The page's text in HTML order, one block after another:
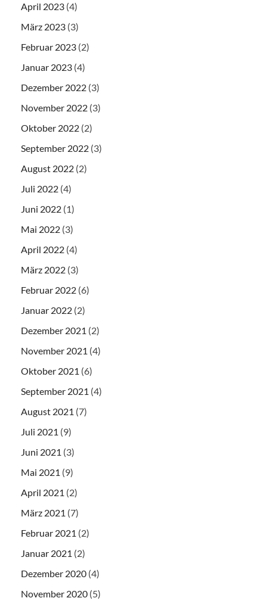
April 2023 (4)
März 2023 (3)
Februar 2023 (2)
Januar 2023 (4)
Dezember 2022 (3)
November 2022 (3)
Oktober 2022 (2)
September 2022 (3)
August 2022 (2)
Juli 2022 (4)
Juni 2022 (1)
Mai 2022 (3)
April 2022 (4)
März 2022 (3)
Februar 2022 (6)
Januar 2022 (2)
Dezember 2021 (2)
November 2021 (4)
Oktober 2021 (6)
September 2021 (4)
August 2021 (7)
Juli 2021 (9)
Juni 2021 (3)
Mai 2021 (9)
April 2021 (2)
März 2021 (7)
Februar 2021 (2)
Januar 2021 (2)
Dezember 2020 (4)
November 2020 (5)